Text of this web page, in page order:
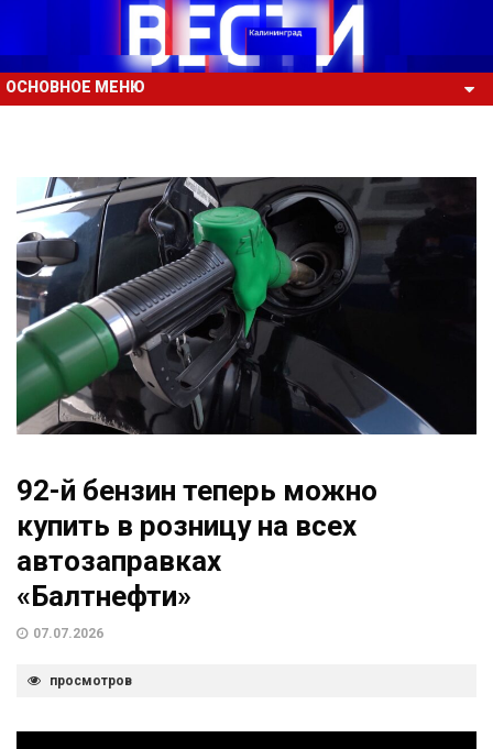
ОСНОВНОЕ МЕНЮ
92-й бензин теперь можно
купить в розницу на всех
автозаправках
«Балтнефти»
07.07.2026
просмотров